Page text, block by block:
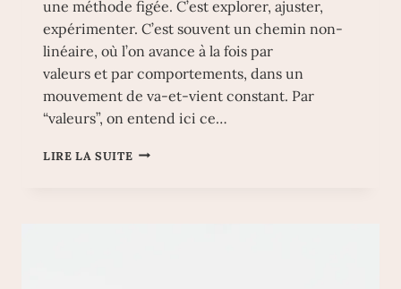
une méthode figée. C’est explorer, ajuster,
expérimenter. C’est souvent un chemin non-
linéaire, où l’on avance à la fois par
valeurs et par comportements, dans un
mouvement de va-et-vient constant. Par
“valeurs”, on entend ici ce…
LIRE LA SUITE RÈGLES,